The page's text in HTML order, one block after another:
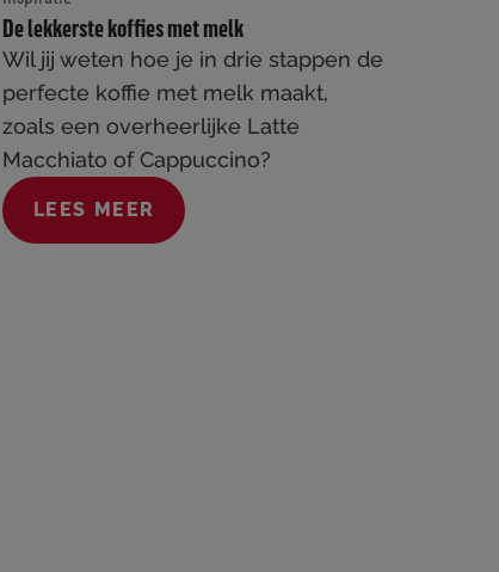
De lekkerste koffies met melk
Wil jij weten hoe je in drie stappen de
perfecte koffie met melk maakt,
zoals een overheerlijke Latte
Macchiato of Cappuccino?
LEES MEER